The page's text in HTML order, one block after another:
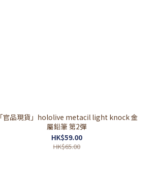
「官品現貨」hololive metacil light knock 金
屬鉛筆 第2彈
HK$59.00
HK$65.00